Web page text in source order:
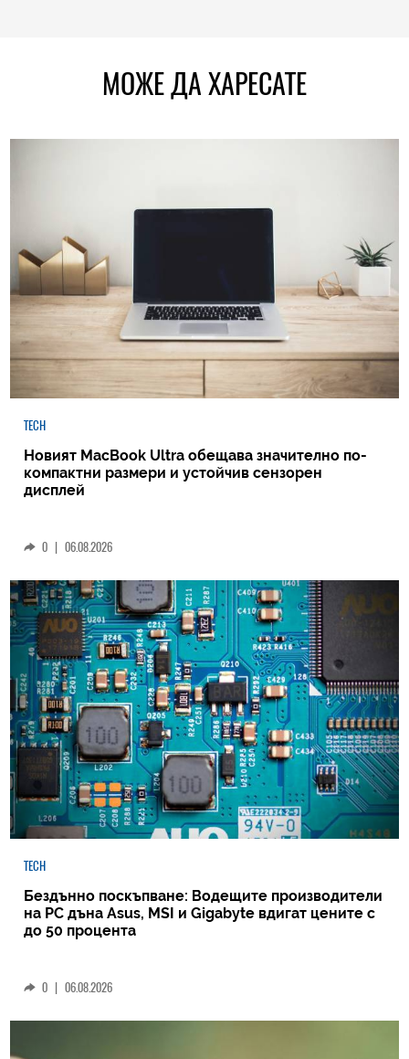
МОЖЕ ДА ХАРЕСАТЕ
TECH
Новият MacBook Ultra обещава значително по-
компактни размери и устойчив сензорен
дисплей
0 | 06.08.2026
TECH
Бездънно поскъпване: Водещите производители
на РС дъна Asus, MSI и Gigabyte вдигат цените с
до 50 процента
0 | 06.08.2026